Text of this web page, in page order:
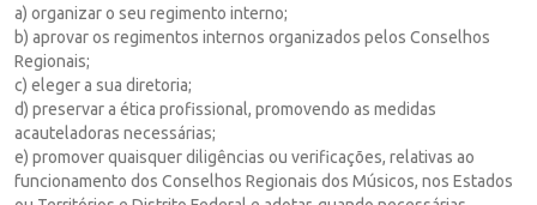
a) organizar o seu regimento interno;
b) aprovar os regimentos internos organizados pelos Conselhos
Regionais;
c) eleger a sua diretoria;
d) preservar a ética profissional, promovendo as medidas
acauteladoras necessárias;
e) promover quaisquer diligências ou verificações, relativas ao
funcionamento dos Conselhos Regionais dos Músicos, nos Estados